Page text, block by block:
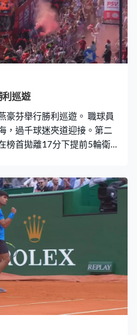
巡遊
豪芬舉行勝利巡遊。 職球員
，過千球迷夾道迎接。第二
榜首拋離17分下提前5輪衛